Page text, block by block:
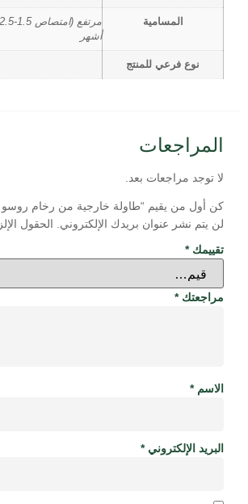
المسامية
أشهر
نوع فرعي للمنتج
المراجعات
لا توجد مراجعات بعد.
كن أول من يقيم “طاولة خارجية من رخام روسو
لن يتم نشر عنوان بريدك الإلكتروني. الحقول
تقييمك*
مراجعتك*
الاسم*
البريد الإلكتروني*